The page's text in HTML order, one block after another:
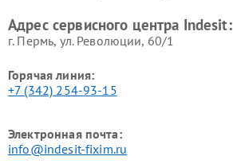
Адрес сервисного центра Indesit:
г. Пермь, ул. ​Революции, 60/1
Горячая линия:
+7 (342) 254-93-15
Электронная почта:
info@indesit-fixim.ru